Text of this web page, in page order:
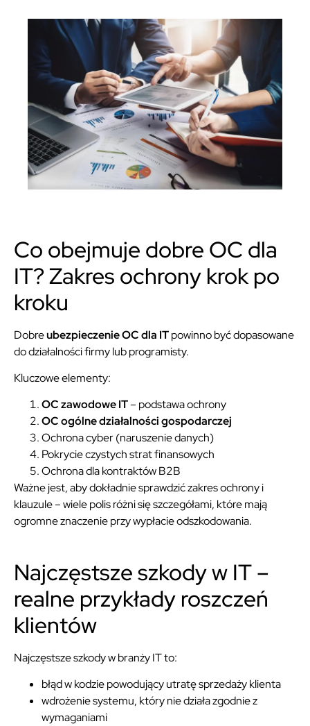
Co obejmuje dobre OC dla
IT? Zakres ochrony krok po
kroku
Dobreubezpieczenie OC dla ITpowinno być dopasowane
do działalności firmy lub programisty.
Kluczowe elementy:
OC zawodowe IT– podstawa ochrony
OC ogólne działalności gospodarczej
Ochrona cyber (naruszenie danych)
Pokrycie czystych strat finansowych
Ochrona dla kontraktów B2B
Ważne jest, aby dokładnie sprawdzić zakres ochrony i
klauzule – wiele polis różni się szczegółami, które mają
ogromne znaczenie przy wypłacie odszkodowania.
Najczęstsze szkody w IT –
realne przykłady roszczeń
klientów
Najczęstsze szkody w branży IT to:
błąd w kodzie powodujący utratę sprzedaży klienta
wdrożenie systemu, który nie działa zgodnie z
wymaganiami